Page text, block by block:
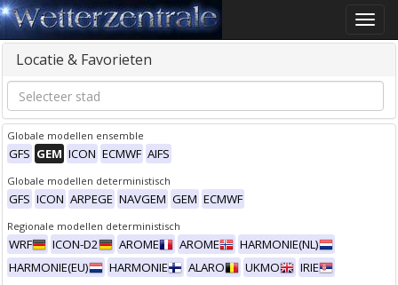
Toggle
Locatie & Favorieten
Globale modellen ensemble
GFS GEM ICON ECMWF AIFS
Globale modellen deterministisch
GFS ICON ARPEGE NAVGEM GEM ECMWF
Regionale modellen deterministisch
WRF ICON-D2 AROME AROME
HARMONIE(NL)
HARMONIE(EU)
HARMONIE ALARO UKMO IRIE